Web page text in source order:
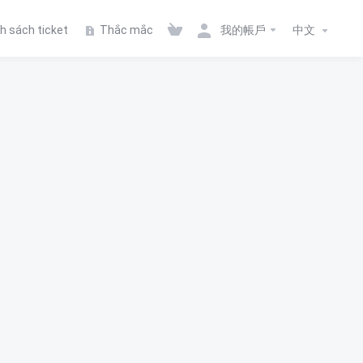
sách ticket Thắc mắc 我的帳戶 中文